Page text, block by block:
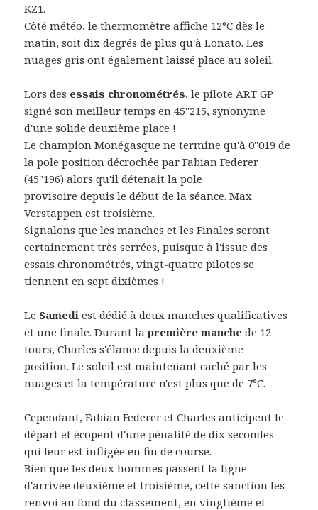
KZ1.
Côté météo, le thermomètre affiche 12°C dès le
matin, soit dix degrés de plus qu'à Lonato. Les
nuages gris ont également laissé place au soleil.
Lors des essais chronométrés, le pilote ART GP
signé son meilleur temps en 45''215, synonyme
d'une solide deuxième place !
Le champion Monégasque ne termine qu'à 0''019 de
la pole position décrochée par Fabian Federer
(45''196) alors qu'il détenait la pole
provisoire depuis le début de la séance. Max
Verstappen est troisième.
Signalons que les manches et les Finales seront
certainement très serrées, puisque à l'issue des
essais chronométrés, vingt-quatre pilotes se
tiennent en sept dixièmes !
Le Samedi est dédié à deux manches qualificatives
et une finale. Durant lapremière manchede 12
tours, Charles s'élance depuis la deuxième
position. Le soleil est maintenant caché par les
nuages et la température n'est plus que de 7°C.
Cependant, Fabian Federer et Charles anticipent le
départ et écopent d'une pénalité de dix secondes
qui leur est infligée en fin de course.
Bien que les deux hommes passent la ligne
d'arrivée deuxième et troisième, cette sanction les
renvoi au fond du classement, en vingtième et